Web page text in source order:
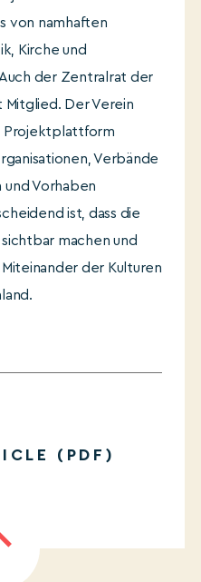
von namhaften
Kirche und
der Zentralrat der
Mitglied. Der Verein
Projektplattform
Verbände
Vorhaben
ist, dass die
machen und
der Kulturen
(PDF)